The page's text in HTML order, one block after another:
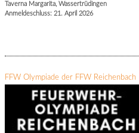
Taverna Margarita, Wassertrüdingen
Anmeldeschluss: 21. April 2026
FFW Olympiade der FFW Reichenbach